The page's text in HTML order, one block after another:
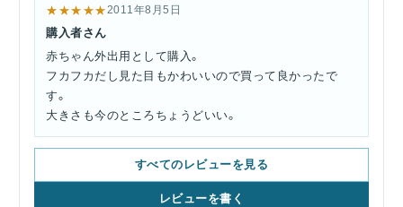
★★★★★2011年8月5日
購入者さん
赤ちゃん外出用として購入。
フカフカだし見た目もかわいいので買って良かったで
す。
大きさも今のところちょうどいい。
すべてのレビューを見る
レビューを書く